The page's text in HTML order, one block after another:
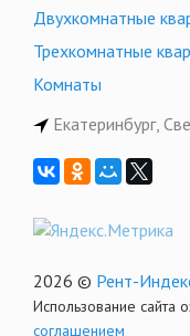
Двухкомнатные
Трехкомнатные
Комнаты
Екатеринбург,
2026 © Рент-
Использование сайта
соглашением